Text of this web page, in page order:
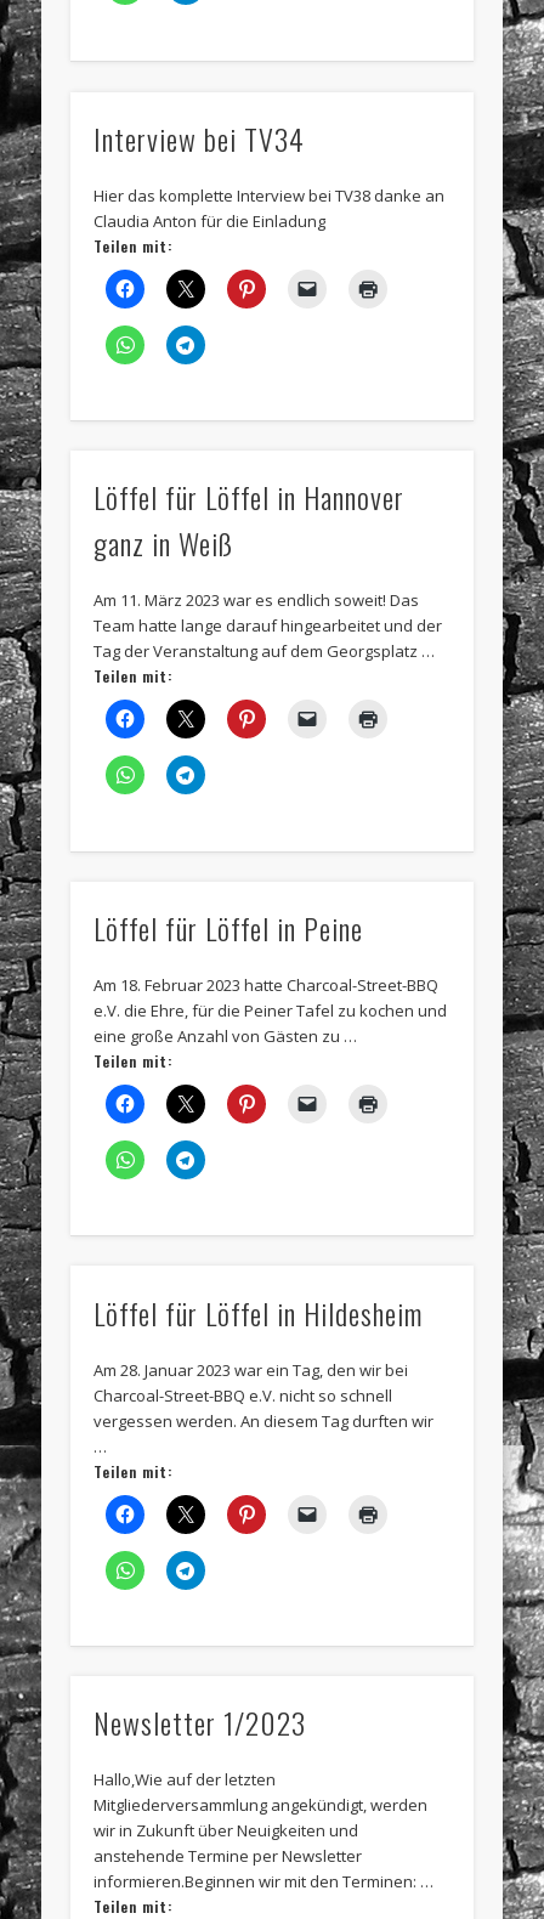
Interview bei TV34
Hier das komplette Interview bei TV38 danke an
Claudia Anton für die Einladung
Teilen mit:
Löffel für Löffel in Hannover
ganz in Weiß
Am 11. März 2023 war es endlich soweit! Das
Team hatte lange darauf hingearbeitet und der
Tag der Veranstaltung auf dem Georgsplatz …
Teilen mit:
Löffel für Löffel in Peine
Am 18. Februar 2023 hatte Charcoal-Street-BBQ
e.V. die Ehre, für die Peiner Tafel zu kochen und
eine große Anzahl von Gästen zu …
Teilen mit:
Löffel für Löffel in Hildesheim
Am 28. Januar 2023 war ein Tag, den wir bei
Charcoal-Street-BBQ e.V. nicht so schnell
vergessen werden. An diesem Tag durften wir
…
Teilen mit:
Newsletter 1/2023
Hallo,Wie auf der letzten
Mitgliederversammlung angekündigt, werden
wir in Zukunft über Neuigkeiten und
anstehende Termine per Newsletter
informieren.Beginnen wir mit den Terminen: …
Teilen mit: